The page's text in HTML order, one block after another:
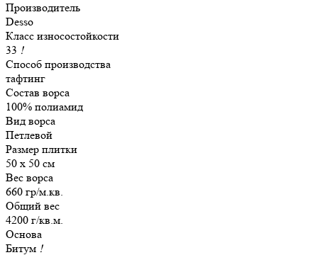
Производитель
Desso
Класс износостойкости
33 !
Способ производства
тафтинг
Состав ворса
100% полиамид
Вид ворса
Петлевой
Размер плитки
50 х 50 см
Вес ворса
660 гр/м.кв.
Общий вес
4200 г/кв.м.
Основа
Битум !